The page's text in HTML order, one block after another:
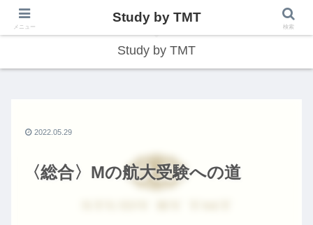
総合型学習サイト
Study by TMT
〈総合〉Mの航大受験への道
2022.05.29
メニュー
Study by TMT
検索